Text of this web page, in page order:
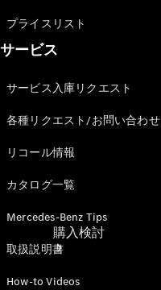
購入検討
プライスリスト
サービス
サービス入庫リクエスト
各種リクエスト/お問い合わせ
リコール情報
カタログ一覧
Mercedes-Benz Tips
取扱説明書
How-to Videos